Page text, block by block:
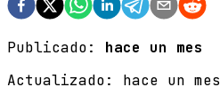
Publicado:
hace un mes
Actualizado: hace un mes